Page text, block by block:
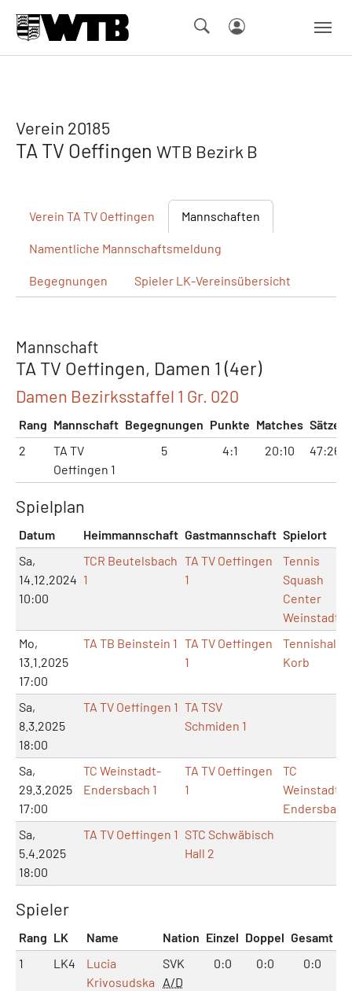
Verein 20185
TA TV Oeffingen WTB Bezirk B
Verein TA TV Oeffingen Mannschaften
Namentliche Mannschaftsmeldung
Begegnungen Spieler LK-Vereinsübersicht
Mannschaft
TA TV Oeffingen, Damen 1 (4er)
Damen Bezirksstaffel 1 Gr. 020
Rang Mannschaft Begegnungen Punkte Matches Sätze
2
TA TV
Oeffingen 1
5 4:1 20:10 47:26
Spielplan
Datum Heimmannschaft Gastmannschaft Spielort
Sa,
14.12.2024
10:00
TCR Beutelsbach
1
TA TV Oeffingen
1
Tennis
Squash
Center
Weinstadt
Mo,
13.1.2025
17:00
TA TB Beinstein 1 TA TV Oeffingen
1
Tennishalle
Korb
Sa,
8.3.2025
18:00
TA TV Oeffingen 1 TA TSV
Schmiden 1
Sa,
29.3.2025
17:00
TC Weinstadt-
Endersbach 1
TA TV Oeffingen
1
TC
Weinstadt-
Endersbach
Sa,
5.4.2025
18:00
TA TV Oeffingen 1 STC Schwäbisch
Hall 2
Spieler
Rang LK Name Nation Einzel Doppel Gesamt
1
LK4
Lucia
Krivosudska
SVK
A/D
0:0 0:0 0:0